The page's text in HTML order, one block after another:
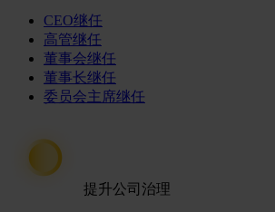
CEO继任
高管继任
董事会继任
董事长继任
委员会主席继任
提升公司治理